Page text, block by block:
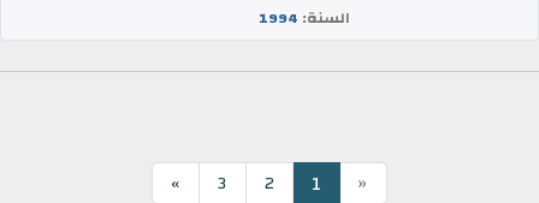
السنة: 1994
«
1
2
3
»